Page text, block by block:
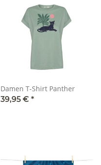
Damen T-Shirt Panther
39,95 € *